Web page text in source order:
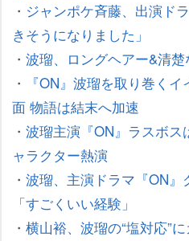
・ ジャンポケ斉藤、出演ド
きそうになりました」
・ 波瑠、ロングヘアー&清
・
『ON』波瑠を取り巻く
面 物語は結末へ加速
・ 波瑠主演『ON』ラスボス
ャラクター熱演
・ 波瑠、主演ドラマ『ON
「すごくいい経験」
・ 横山裕、波瑠の“塩対応”